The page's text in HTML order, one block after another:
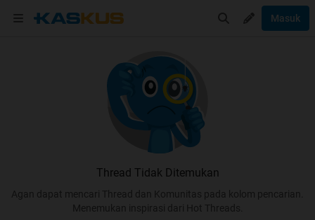
Masuk
Thread Tidak Ditemukan
Agan dapat mencari Thread dan Komunitas pada kolom pencarian.
Menemukan inspirasi dari Hot Threads.